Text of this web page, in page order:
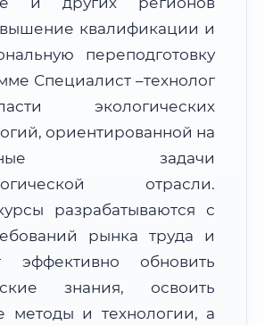
633 км
квалификации и
переподготовку
Специалист –технолог
экологических
ориентированной на
задачи
отрасли.
разрабатываются с
рынка труда и
эффективно обновить
знания, освоить
методы и технологии, а